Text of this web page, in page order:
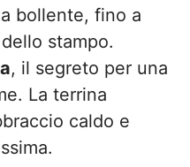
bollente, fino a
stampo.
, il segreto per una
La terrina
caldo e